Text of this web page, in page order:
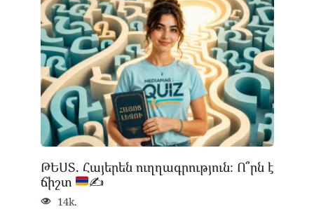
ԹԵՍՏ. Հայերեն ուղղագրություն։ Ո՞րն է
ճիշտ
✍
14k.